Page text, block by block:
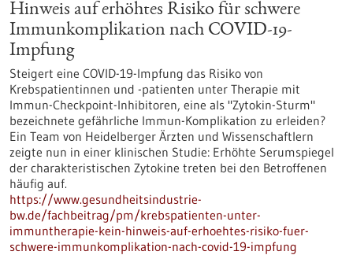
Hinweis auf erhöhtes Risiko für schwere
Immunkomplikation nach COVID-19-
Impfung
Steigert eine COVID-19-Impfung das Risiko von
Krebspatientinnen und -patienten unter Therapie mit
Immun-Checkpoint-Inhibitoren, eine als "Zytokin-Sturm"
bezeichnete gefährliche Immun-Komplikation zu erleiden?
Ein Team von Heidelberger Ärzten und Wissenschaftlern
zeigte nun in einer klinischen Studie: Erhöhte Serumspiegel
der charakteristischen Zytokine treten bei den Betroffenen
häufig auf.
https://www.gesundheitsindustrie-
bw.de/fachbeitrag/pm/krebspatienten-unter-
immuntherapie-kein-hinweis-auf-erhoehtes-risiko-fuer-
schwere-immunkomplikation-nach-covid-19-impfung